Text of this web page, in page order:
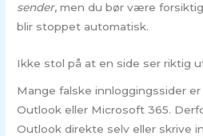
sender, men du bør være
blir stoppet automatisk.
Ikke stol på at en side ser riktig
Mange falske innloggingssider
Outlook eller Microsoft 365.
Outlook direkte selv eller skrive